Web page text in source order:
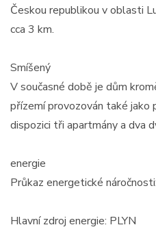
Českou republikou v oblasti
cca 3 km.
Smíšený
V současné době je dům
přízemí provozován také jako
dispozici tři apartmány a dva
energie
Průkaz energetické
Hlavní zdroj energie: PLYN